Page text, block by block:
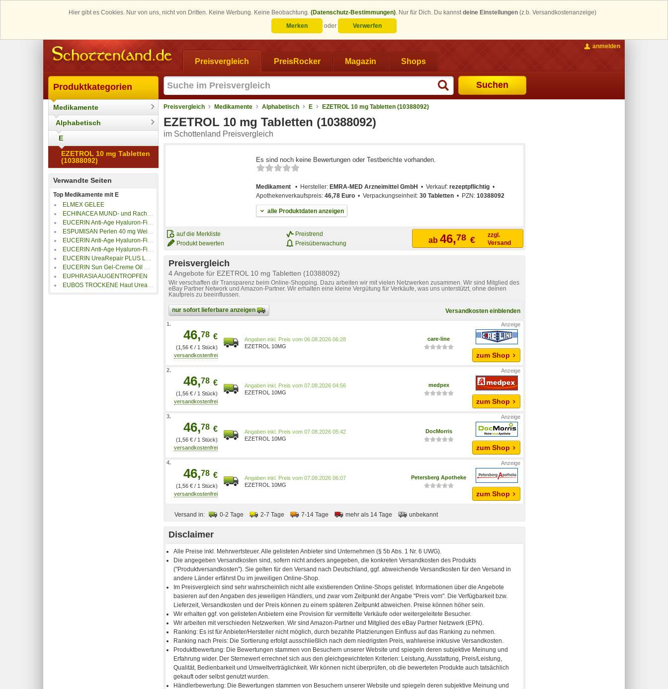
Hier gibt es Cookies. Nur von uns, nicht von Dritten. Keine Werbung. Keine Beobachtung. (Datenschutz-Bestimmungen). Nur für Dich. Du kannstdeine Einstellungen (z.b. Versandkostenanzeige)
Merken
oder Verwerfen
Preisvergleich PreisRocker Magazin Shops
Suchen
anmelden
Produktkategorien
Medikamente
Alphabetisch
E
EZETROL 10 mg Tabletten
(10388092)
Verwandte Seiten
Top Medikamente mit E
ELMEX GELEE
ECHINACEA MUND- und Rachenspray
EUCERIN Anti-Age Hyaluron-Filler Tag t.H.LSF 15
ESPUMISAN Perlen 40 mg Weichkapseln
EUCERIN Anti-Age Hyaluron-Filler Nacht Tiegel
EUCERIN Anti-Age Hyaluron-Filler Nacht Refill
EUCERIN UreaRepair PLUS Lotion 10%
EUCERIN Sun Gel-Creme Oil Contr.Anti-Gl.Eff.LSF50+
EUPHRASIA AUGENTROPFEN
EUBOS TROCKENE Haut Urea 10% Fußcreme
Preisvergleich Medikamente Alphabetisch E EZETROL 10 mg Tabletten (10388092)
EZETROL 10 mg Tabletten (10388092)
im Schottenland Preisvergleich
Es sind noch keine Bewertungen oder Testberichte vorhanden.
Medikament Hersteller: EMRA-MED Arzneimittel GmbH Verkauf: rezeptpflichtig
Apothekenverkaufspreis: 46,78 Euro Verpackungseinheit: 30 Tabletten PZN: 10388092
alle Produktdaten anzeigen
auf die Merkliste
Produkt bewerten
Preistrend
Preisüberwachung
ab 46,78 €
zzgl.
Versand
Preisvergleich
4 Angebote für EZETROL 10 mg Tabletten (10388092)
Wir verschaffen dir Transparenz beim Online-Shopping. Dazu arbeiten wir mit vielen Netzwerken zusammen. Wir sind Mitglied des
eBay Partner Network und Amazon-Partner. Wir erhalten eine kleine Vergütung für Verkäufe, was uns unterstützt, ohne deinen
Kaufpreis zu beeinflussen.
nur sofort lieferbare anzeigen Versandkosten einblenden
1.
46,78 €
(1,56 € / 1 Stück)
Preis vom 06.08.2026 06:28
EZETROL 10MG
care-line
zum Shop
2.
46,78 €
(1,56 € / 1 Stück)
Preis vom 07.08.2026 04:56
EZETROL 10MG
medpex
zum Shop
3.
46,78 €
(1,56 € / 1 Stück)
Preis vom 07.08.2026 05:42
EZETROL 10MG
DocMorris
zum Shop
4.
46,78 €
(1,56 € / 1 Stück)
Preis vom 07.08.2026 06:07
EZETROL 10MG
Petersberg Apotheke
zum Shop
Versand in: 0-2 Tage 2-7 Tage 7-14 Tage mehr als 14 Tage unbekannt
Disclaimer